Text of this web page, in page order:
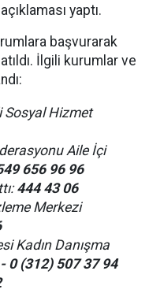
yaptı.
başvurarak
İlgili kurumlar ve
Sosyal Hizmet
Aile İçi
656 96 96
444 43 06
Merkezi
Kadın Danışma
0 (312) 507 37 94